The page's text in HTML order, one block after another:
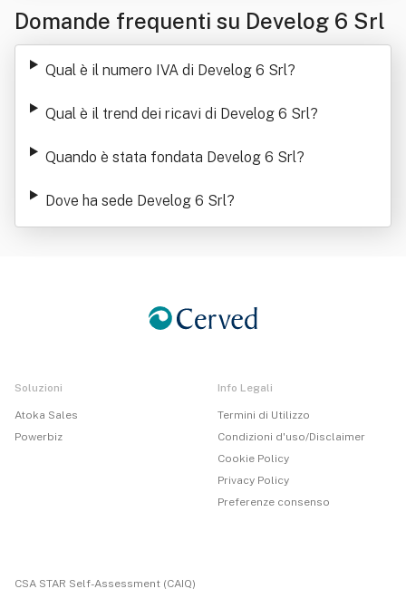
Domande frequenti su Develog 6 Srl
Qual è il numero IVA di Develog 6 Srl?
Qual è il trend dei ricavi di Develog 6 Srl?
Quando è stata fondata Develog 6 Srl?
Dove ha sede Develog 6 Srl?
Soluzioni
Atoka Sales
Powerbiz
Info Legali
Termini di Utilizzo
Condizioni d'uso/Disclaimer
Cookie Policy
Privacy Policy
Preferenze consenso
CSA STAR Self-Assessment (CAIQ)